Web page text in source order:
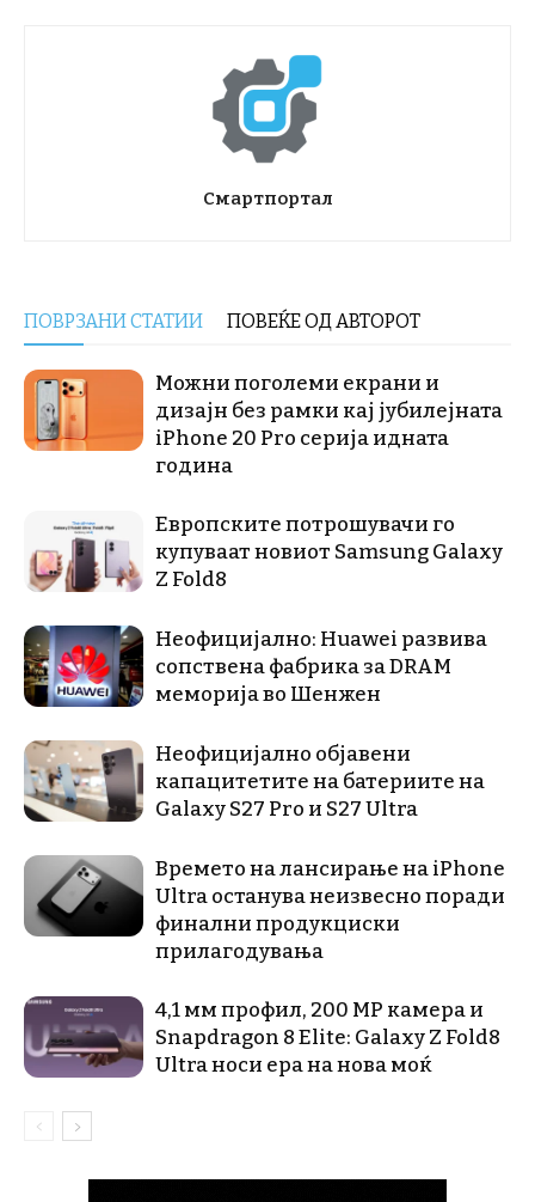
Смартпортал
ПОВРЗАНИ СТАТИИ ПОВЕЌЕ ОД АВТОРОТ
Можни поголеми екрани и
дизајн без рамки кај јубилејната
iPhone 20 Pro серија идната
година
Европските потрошувачи го
купуваат новиот Samsung Galaxy
Z Fold8
Неофицијално: Huawei развива
сопствена фабрика за DRAM
меморија во Шенжен
Неофицијално објавени
капацитетите на батериите на
Galaxy S27 Pro и S27 Ultra
Времето на лансирање на iPhone
Ultra останува неизвесно поради
финални продукциски
прилагодувања
4,1 мм профил, 200 MP камера и
Snapdragon 8 Elite: Galaxy Z Fold8
Ultra носи ера на нова моќ